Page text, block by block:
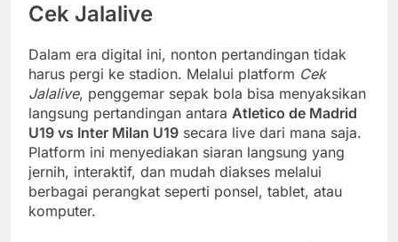
Cek Jalalive
Dalam era digital ini, nonton pertandingan tidak
harus pergi ke stadion. Melalui platform Cek
Jalalive, penggemar sepak bola bisa menyaksikan
langsung pertandingan antara Atletico de Madrid
U19 vs Inter Milan U19 secara live dari mana saja.
Platform ini menyediakan siaran langsung yang
jernih, interaktif, dan mudah diakses melalui
berbagai perangkat seperti ponsel, tablet, atau
komputer.